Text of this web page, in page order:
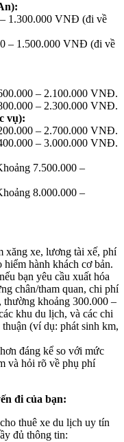
1.300.000 VNĐ (đi về
– 1.500.000 VNĐ (đi về
– 2.100.000 VNĐ.
– 2.300.000 VNĐ.
vụ):
– 2.700.000 VNĐ.
– 3.000.000 VNĐ.
7.500.000 –
8.000.000 –
xăng xe, lương tài xế, phí
hành khách cơ bản.
bạn yêu cầu xuất hóa
chân/tham quan, chi phí
thường khoảng 300.000 –
khu du lịch, và các chi
(ví dụ: phát sinh km,
đáng kể so với mức
và hỏi rõ về phụ phí
đi của bạn:
thuê xe du lịch uy tín
đủ thông tin: